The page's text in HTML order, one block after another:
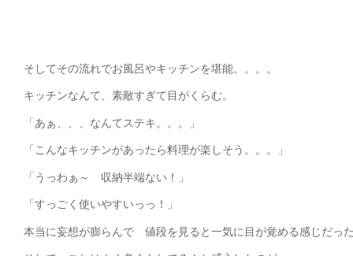
そしてその流れでお風呂やキッチンを堪能。。。。
キッチンなんて、素敵すぎて目がくらむ。
「あぁ、、、なんてステキ。。。」
「こんなキッチンがあったら料理が楽しそう。。。」
「うっわぁ～ 収納半端ない！」
「すっごく使いやすいっっ！」
本当に妄想が膨らんで 値段を見ると一気に目が覚める感じだっ